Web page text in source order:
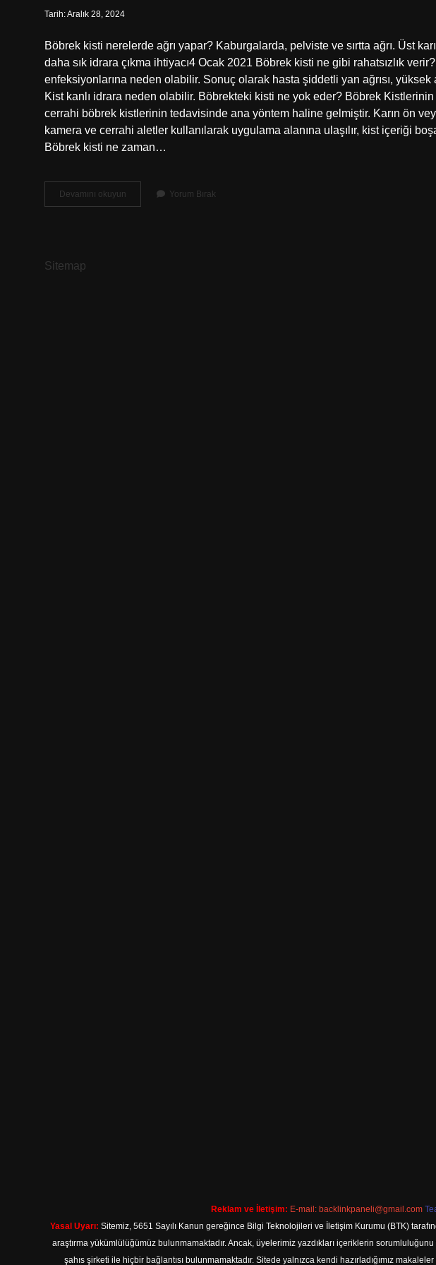
Tarih: Aralık 28, 2024
Böbrek kisti nerelerde ağrı yapar? Kaburgalarda, pelviste ve sırtta ağrı. Üst
daha sık idrara çıkma ihtiyacı4 Ocak 2021 Böbrek kisti ne gibi rahatsızlık
enfeksiyonlarına neden olabilir. Sonuç olarak hasta şiddetli yan ağrısı,
Kist kanlı idrara neden olabilir. Böbrekteki kisti ne yok eder? Böbrek
cerrahi böbrek kistlerinin tedavisinde ana yöntem haline gelmiştir. Karın ön
kamera ve cerrahi aletler kullanılarak uygulama alanına ulaşılır, kist içeriği
Böbrek kisti ne zaman…
Devamını okuyun
Kisti
Yorum Bırak
Sitemap
Reklam ve İletişim: E-mail: backlinkpaneli@gmail.com
Yasal Uyarı: Sitemiz, 5651 Sayılı Kanun gereğince Bilgi Teknolojileri ve İletişim Kurumu (BTK)
araştırma yükümlülüğümüz bulunmamaktadır. Ancak, üyelerimiz yazdıkları içeriklerin
şahıs şirketi ile hiçbir bağlantısı bulunmamaktadır. Sitede yalnızca kendi hazırladığımız